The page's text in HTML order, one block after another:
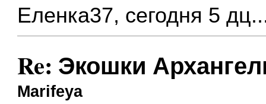
Еленка37, сегодня 5
Re: Экошки
Marifeya